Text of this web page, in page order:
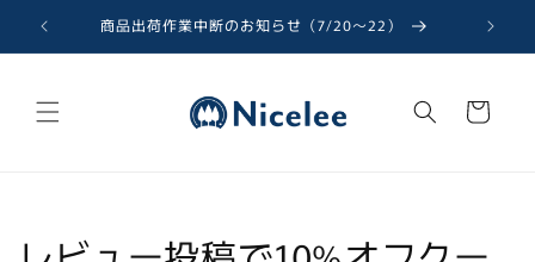
ンツに
進む
商品出荷作業中断のお知らせ（7/20〜22）
ー